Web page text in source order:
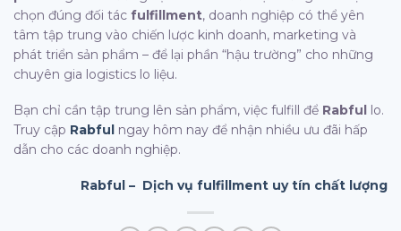
chọn đúng đối tác fulfillment, doanh nghiệp có thể yên
tâm tập trung vào chiến lược kinh doanh, marketing và
phát triển sản phẩm – để lại phần “hậu trường” cho những
chuyên gia logistics lo liệu.
Bạn chỉ cần tập trung lên sản phẩm, việc fulfill để Rabful lo.
Truy cập Rabful ngay hôm nay để nhận nhiều ưu đãi hấp
dẫn cho các doanh nghiệp.
Rabful – Dịch vụ fulfillment uy tín chất lượng